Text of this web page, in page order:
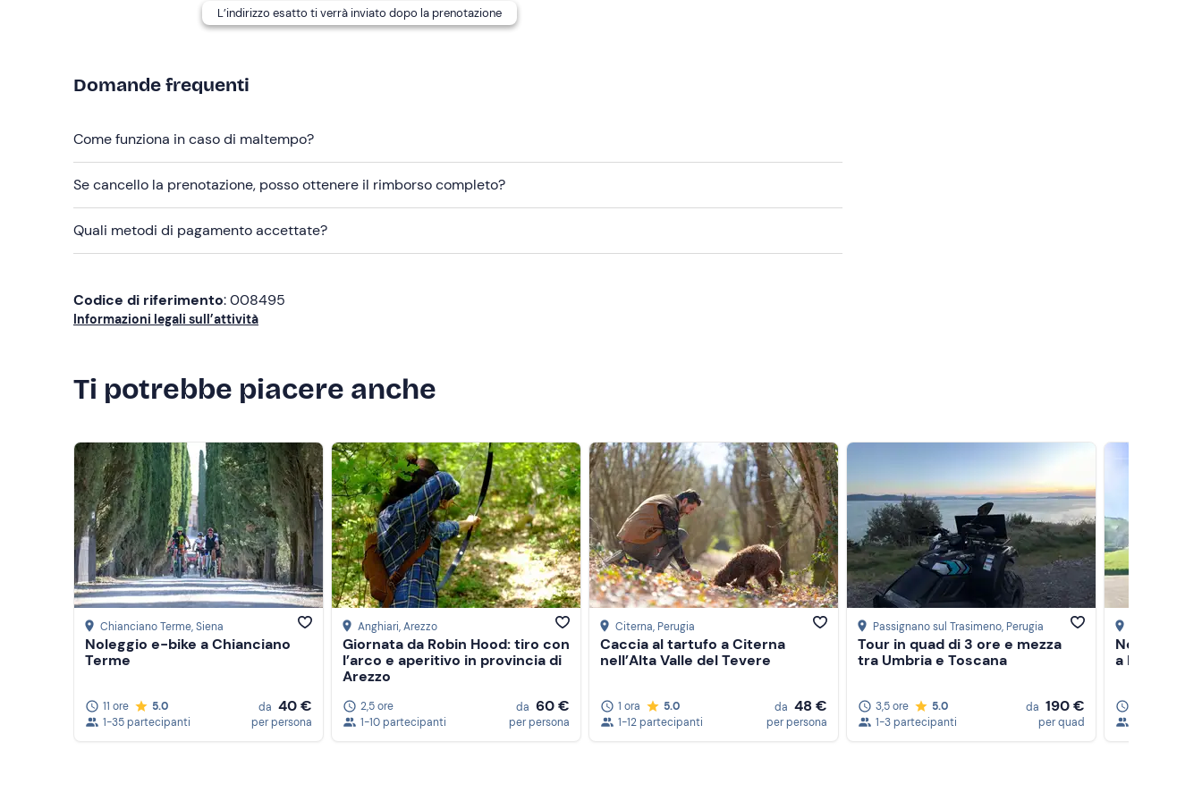
L’indirizzo esatto ti verrà inviato dopo la prenotazione
Domande frequenti
Come funziona in caso di maltempo?
Se cancello la prenotazione, posso ottenere il rimborso completo?
Quali metodi di pagamento accettate?
Codice di riferimento: 008495
Informazioni legali sull’attività
Ti potrebbe piacere anche
Chianciano Terme, Siena
Noleggio e-bike a Chianciano
Terme
11 ore
5.0
1-35 partecipanti
da 40 €
per persona
Anghiari, Arezzo
Giornata da Robin Hood: tiro con
l’arco e aperitivo in provincia di
Arezzo
2,5 ore
1-10 partecipanti
da 60 €
per persona
Citerna, Perugia
Caccia al tartufo a Citerna
nell’Alta Valle del Tevere
1 ora
5.0
1-12 partecipanti
da 48 €
per persona
Passignano sul Trasimeno, Perugia
Tour in quad di 3 ore e mezza
tra Umbria e Toscana
3,5 ore
5.0
1-3 partecipanti
da 190 €
per quad
Noleggio e-
a